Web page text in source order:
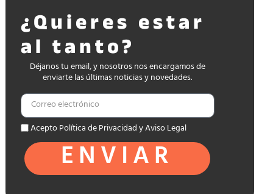
¿Quieres estar
al tanto?
Déjanos tu email, y nosotros nos encargamos de
enviarte las últimas noticias y novedades.
Acepto Política de Privacidad y Aviso Legal
ENVIAR